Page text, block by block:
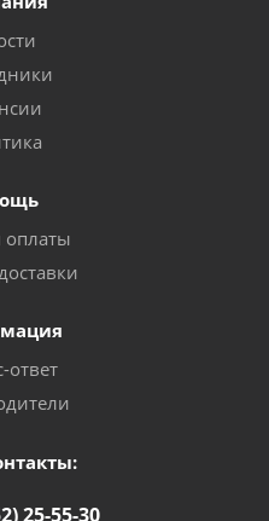
оплаты
ответ
25-55-30